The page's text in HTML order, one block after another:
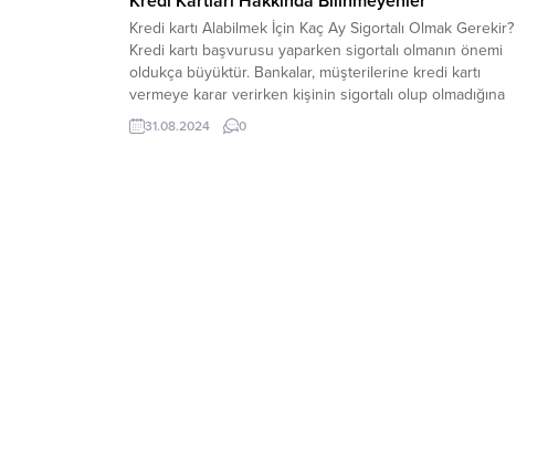
Kredi kartı Alabilmek İçin Kaç Ay Sigortalı Olmak Gerekir?
Kredi kartı başvurusu yaparken sigortalı olmanın önemi
oldukça büyüktür. Bankalar, müşterilerine kredi kartı
vermeye karar verirken kişinin sigortalı olup olmadığına
da dikkat ederler. Peki, kredi kartı alabilmek için kaç ay
sigortalı olmak gereklidir? Kredi kartı başvurusu
31.08.2024 0